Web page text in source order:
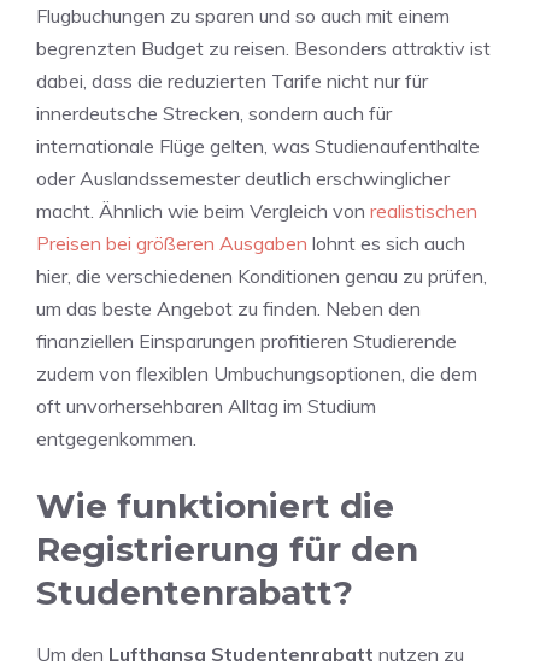
Flugbuchungen zu sparen und so auch mit einem
begrenzten Budget zu reisen. Besonders attraktiv ist
dabei, dass die reduzierten Tarife nicht nur für
innerdeutsche Strecken, sondern auch für
internationale Flüge gelten, was Studienaufenthalte
oder Auslandssemester deutlich erschwinglicher
macht. Ähnlich wie beim Vergleich von realistischen
Preisen bei größeren Ausgaben lohnt es sich auch
hier, die verschiedenen Konditionen genau zu prüfen,
um das beste Angebot zu finden. Neben den
finanziellen Einsparungen profitieren Studierende
zudem von flexiblen Umbuchungsoptionen, die dem
oft unvorhersehbaren Alltag im Studium
entgegenkommen.
Wie funktioniert die
Registrierung für den
Studentenrabatt?
Um den Lufthansa Studentenrabatt nutzen zu